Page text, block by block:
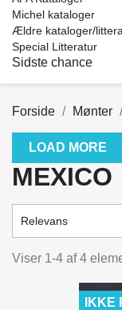
Michel kataloger
Ældre kataloger/
Special Litteratur
Sidste chance
Forside Mønter
Clear
Price
VIEW
LOAD MORE
MEXICO
Relevans
Viser 1-4 af 4
IKKE